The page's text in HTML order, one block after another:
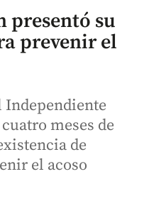
presentó su
prevenir el
Independiente
meses de
de
el acoso